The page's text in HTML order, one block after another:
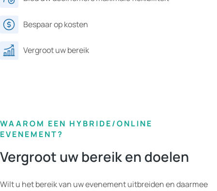
Bespaar op kosten
Vergroot uw bereik
WAAROM EEN HYBRIDE/ONLINE
EVENEMENT?
Vergroot uw bereik en doelen
Wilt u het bereik van uw evenement uitbreiden en daarmee